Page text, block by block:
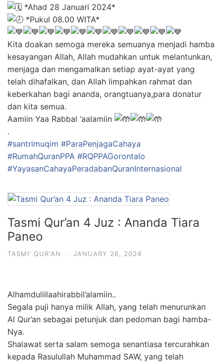
*Ahad 28 Januari 2024*
*Pukul 08.00 WITA*
Kita doakan semoga mereka semuanya menjadi hamba
kesayangan Allah, Allah mudahkan untuk melantunkan,
menjaga dan mengamalkan setiap ayat-ayat yang
telah dihafalkan, dan Allah limpahkan rahmat dan
keberkahan bagi ananda, orangtuanya,para donatur
dan kita semua.
Aamiin Yaa Rabbal ‘aalamiin
.
#santrimuqim #ParaPenjagaCahaya
#RumahQuranPPA #RQPPAGorontalo
#YayasanCahayaPeradabanQuranInternasional
Tasmi Qur’an 4 Juz : Ananda Tiara
Paneo
TASMI' QUR'AN · JANUARY 26, 2024
Alhamdulillaahirabbil’alamiin..
Segala puji hanya milik Allah, yang telah menurunkan
Al Qur’an sebagai petunjuk dan pedoman bagi hamba-
Nya.
Shalawat serta salam semoga senantiasa tercurahkan
kepada Rasulullah Muhammad SAW, yang telah